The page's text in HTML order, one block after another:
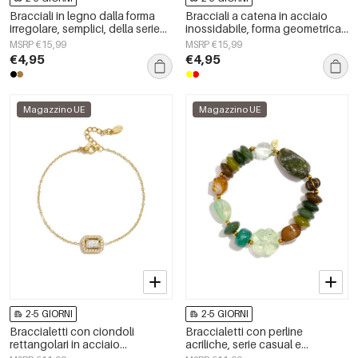
Bracciali in legno dalla forma
irregolare, semplici, della serie
Simple, per tutti i giorni, gioielli
da donna.
MSRP €15,99
€4,95
Bracciali a catena in acciaio
inossidabile, forma geometrica,
semplici, serie Simple, gioielli da
donna per tutti i giorni.
MSRP €15,99
€4,95
Magazzino UE
2-5 GIORNI
Braccialetti con ciondoli
rettangolari in acciaio
Magazzino UE
2-5 GIORNI
Braccialetti con perline
acriliche, serie casual e